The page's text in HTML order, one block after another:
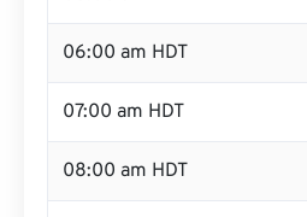
06:00 am HDT
07:00 am HDT
08:00 am HDT